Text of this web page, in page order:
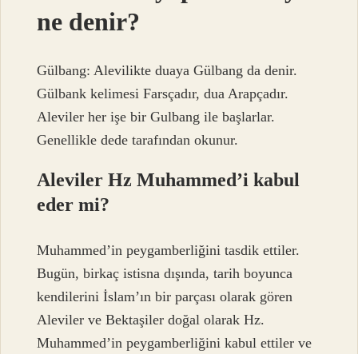
ne denir?
Gülbang: Alevilikte duaya Gülbang da denir.
Gülbank kelimesi Farsçadır, dua Arapçadır.
Aleviler her işe bir Gulbang ile başlarlar.
Genellikle dede tarafından okunur.
Aleviler Hz Muhammed’i kabul
eder mi?
Muhammed’in peygamberliğini tasdik ettiler.
Bugün, birkaç istisna dışında, tarih boyunca
kendilerini İslam’ın bir parçası olarak gören
Aleviler ve Bektaşiler doğal olarak Hz.
Muhammed’in peygamberliğini kabul ettiler ve